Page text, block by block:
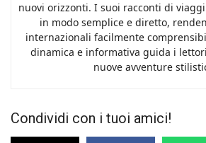
nuovi orizzonti. I suoi racconti di
in modo semplice e diretto,
internazionali facilmente
dinamica e informativa guida i
nuove avventure
Condividi con i tuoi amici!